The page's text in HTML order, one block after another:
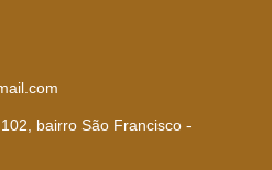
bairro São Francisco -